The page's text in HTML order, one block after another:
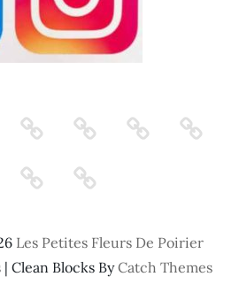
Photos Services Témoignages
Activités
RéservationContact
Les Petites Fleurs De Poirier
| Clean Blocks ByCatch Themes